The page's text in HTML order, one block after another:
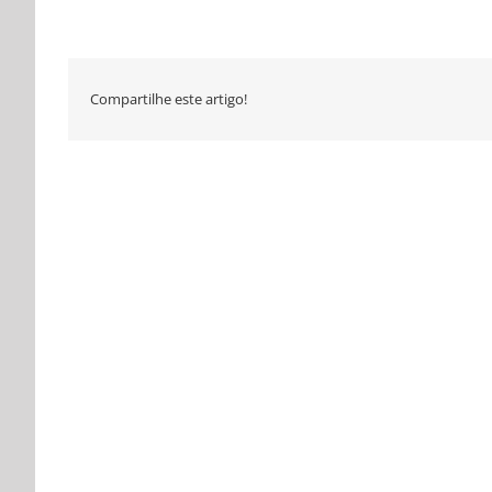
Compartilhe este artigo!